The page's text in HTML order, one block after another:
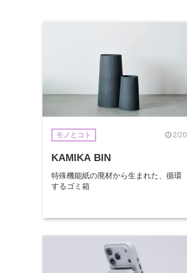
モノとコト 2/20
KAMIKA BIN
特殊機能紙の廃材から生まれた、循環
するゴミ箱